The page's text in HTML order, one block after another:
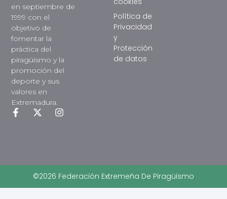
en septiembre de
1999 con el
objetivo de
fomentar la
práctica del
piragüismo y la
promoción del
deporte y sus
valores en
Extremadura.
Política de
Privacidad
y
Protección
de datos
©2026 Federación Extremeña De Piragüismo